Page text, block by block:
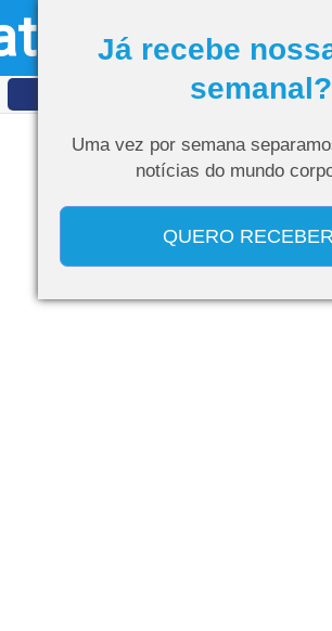
Já recebe
semanal?
Uma vez por semana
notícias do mundo
QUERO
Curso de IA